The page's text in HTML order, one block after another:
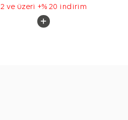
2 ve üzeri +% 20 indirim